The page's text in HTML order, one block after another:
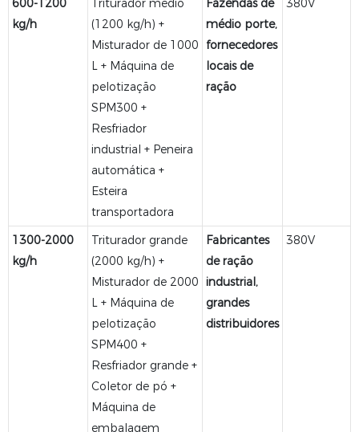
kg/h
(1200 kg/h) +
Misturador de 1000
L + Máquina de
pelotização
SPM300 +
Resfriador
industrial + Peneira
automática +
Esteira
transportadora
médio porte,
fornecedores
locais de
ração
1300-2000
kg/h
Triturador grande
(2000 kg/h) +
Misturador de 2000
L + Máquina de
pelotização
SPM400 +
Resfriador grande +
Coletor de pó +
Máquina de
embalagem
Fabricantes
de ração
industrial,
grandes
distribuidores
380V